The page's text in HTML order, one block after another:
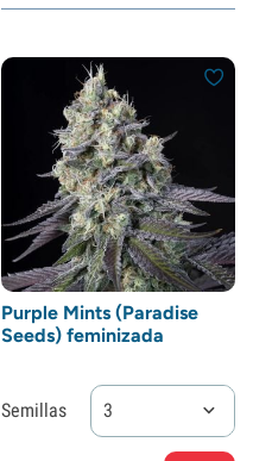
Purple Mints (Paradise
Seeds) feminizada
Semillas 3